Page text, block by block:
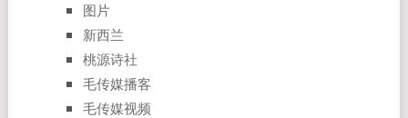
图片
新西兰
桃源诗社
毛传媒播客
毛传媒视频